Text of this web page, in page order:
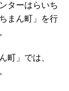
ターはらいち
まん町」を行
町」では、